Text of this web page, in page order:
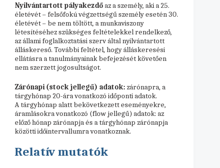
Nyilvántartott pályakezdőaz a személy, aki a 25.
életévét – felsőfokú végzettségű személy esetén 30.
életévét – be nem töltött, a munkaviszony
létesítéséhez szükséges feltételekkel rendelkező,
az állami foglalkoztatási szerv által nyilvántartott
álláskereső. További feltétel, hogy álláskeresési
ellátásra a tanulmányainak befejezését követően
nem szerzett jogosultságot.
Zárónapi (stock jellegű) adatok: zárónapra, a
tárgyhónap 20-ára vonatkozó időponti adatok.
A tárgyhónap alatt bekövetkezett eseményekre,
áramlásokra vonatkozó (flow jellegű) adatok: az
előző hónap zárónapja és a tárgyhónap zárónapja
közötti időintervallumra vonatkoznak.
Relatív mutatók